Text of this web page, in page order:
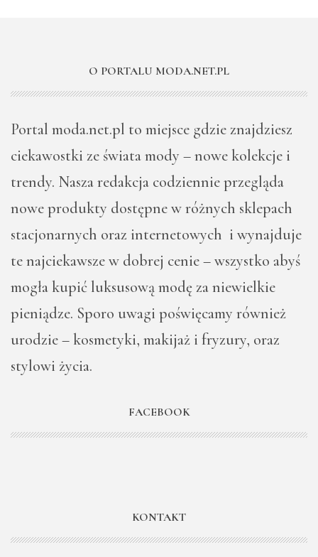
O PORTALU MODA.NET.PL
Portal moda.net.pl to miejsce gdzie znajdziesz
ciekawostki ze świata mody – nowe kolekcje i
trendy. Nasza redakcja codziennie przegląda
nowe produkty dostępne w różnych sklepach
stacjonarnych oraz internetowych i wynajduje
te najciekawsze w dobrej cenie – wszystko abyś
mogła kupić luksusową modę za niewielkie
pieniądze. Sporo uwagi poświęcamy również
urodzie – kosmetyki, makijaż i fryzury, oraz
stylowi życia.
FACEBOOK
KONTAKT